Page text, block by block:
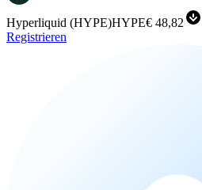
Hyperliquid (HYPE)HYPE€ 48,82
Registrieren